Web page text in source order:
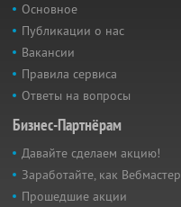
Основное
Публикации о нас
Вакансии
Правила сервиса
Ответы на вопросы
Бизнес-Партнёрам
Давайте сделаем акцию!
Заработайте, как Вебмастер
Прошедшие акции